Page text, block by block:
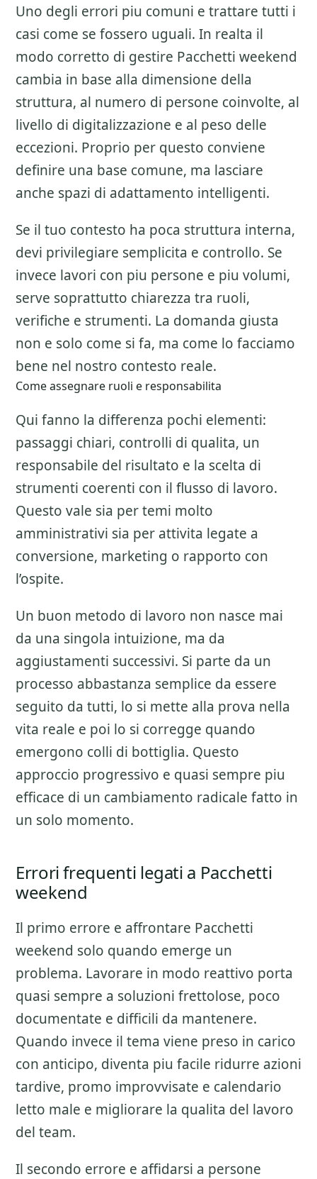
Uno degli errori piu comuni e trattare tutti i
casi come se fossero uguali. In realta il
modo corretto di gestire Pacchetti weekend
cambia in base alla dimensione della
struttura, al numero di persone coinvolte, al
livello di digitalizzazione e al peso delle
eccezioni. Proprio per questo conviene
definire una base comune, ma lasciare
anche spazi di adattamento intelligenti.
Se il tuo contesto ha poca struttura interna,
devi privilegiare semplicita e controllo. Se
invece lavori con piu persone e piu volumi,
serve soprattutto chiarezza tra ruoli,
verifiche e strumenti. La domanda giusta
non e solo come si fa, ma come lo facciamo
bene nel nostro contesto reale.
Come assegnare ruoli e responsabilita
Qui fanno la differenza pochi elementi:
passaggi chiari, controlli di qualita, un
responsabile del risultato e la scelta di
strumenti coerenti con il flusso di lavoro.
Questo vale sia per temi molto
amministrativi sia per attivita legate a
conversione, marketing o rapporto con
l’ospite.
Un buon metodo di lavoro non nasce mai
da una singola intuizione, ma da
aggiustamenti successivi. Si parte da un
processo abbastanza semplice da essere
seguito da tutti, lo si mette alla prova nella
vita reale e poi lo si corregge quando
emergono colli di bottiglia. Questo
approccio progressivo e quasi sempre piu
efficace di un cambiamento radicale fatto in
un solo momento.
Errori frequenti legati a Pacchetti
weekend
Il primo errore e affrontare Pacchetti
weekend solo quando emerge un
problema. Lavorare in modo reattivo porta
quasi sempre a soluzioni frettolose, poco
documentate e difficili da mantenere.
Quando invece il tema viene preso in carico
con anticipo, diventa piu facile ridurre azioni
tardive, promo improvvisate e calendario
letto male e migliorare la qualita del lavoro
del team.
Il secondo errore e affidarsi a persone